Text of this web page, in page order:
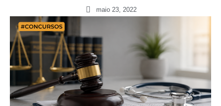
maio 23, 2022